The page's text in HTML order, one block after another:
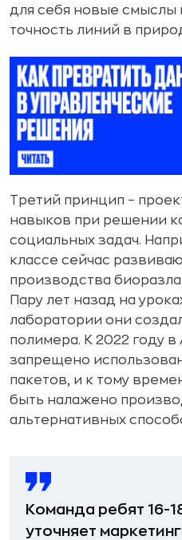
для себя новые смыслы
точность линий в
Третий принцип –
навыков при решении
социальных задач.
классе сейчас
производства
Пару лет назад на
лаборатории они
полимера. К 2022 году
запрещено
пакетов, и к тому
быть налажено
альтернативных
Команда ребят 16-
уточняет